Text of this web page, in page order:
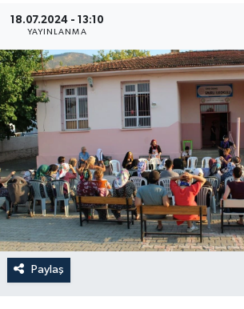
18.07.2024 - 13:10
YAYINLANMA
Paylaş
YAŞAM